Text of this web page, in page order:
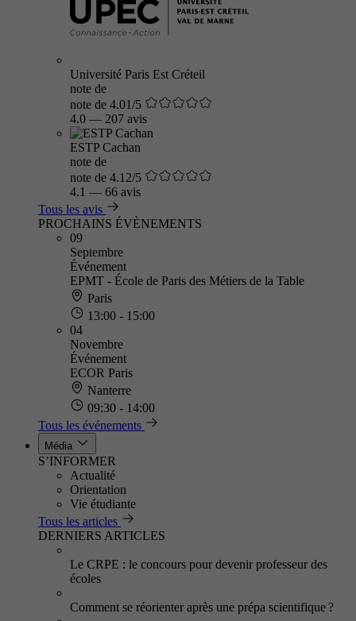
Université Paris Est Créteil
note de
note de 4.01/5
4.0 — 207 avis
ESTP Cachan
note de
note de 4.12/5
4.1 — 66 avis
Tous les avis
PROCHAINS ÉVÈNEMENTS
09
Septembre
Événement
EPMT - École de Paris des Métiers de la Table
Paris
13:00 - 15:00
04
Novembre
Événement
ECOR Paris
Nanterre
09:30 - 14:00
Tous les événements
Média
S’INFORMER
Actualité
Orientation
Vie étudiante
Tous les articles
DERNIERS ARTICLES
Le CRPE : le concours pour devenir professeur des
écoles
Comment se réorienter après une prépa scientifique ?